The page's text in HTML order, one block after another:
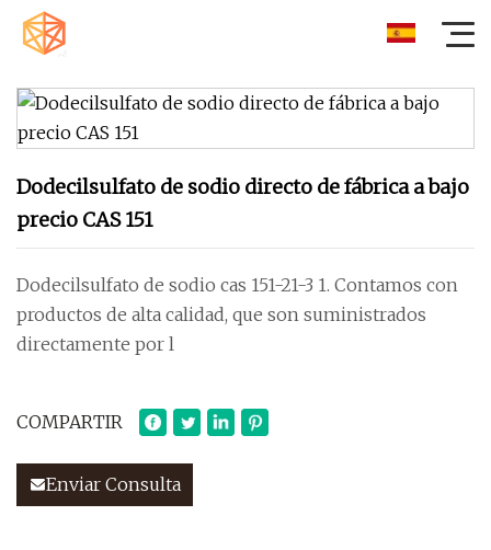
Dodecilsulfato de sodio directo de fábrica a bajo
precio CAS 151
Dodecilsulfato de sodio cas 151-21-3 1. Contamos con
productos de alta calidad, que son suministrados
directamente por l
COMPARTIR
Enviar Consulta